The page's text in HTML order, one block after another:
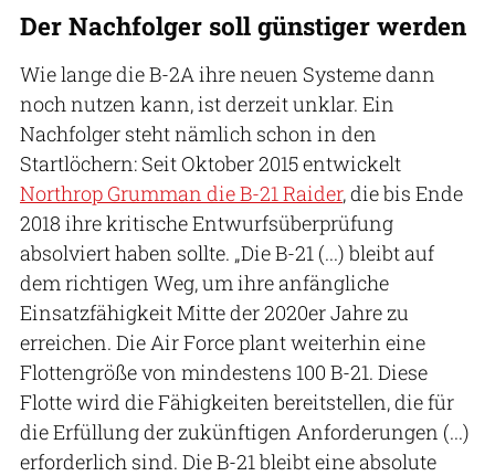
Der Nachfolger soll günstiger werden
Wie lange die B-2A ihre neuen Systeme dann
noch nutzen kann, ist derzeit unklar. Ein
Nachfolger steht nämlich schon in den
Startlöchern: Seit Oktober 2015 entwickelt
Northrop Grumman die B-21 Raider, die bis Ende
2018 ihre kritische Entwurfsüberprüfung
absolviert haben sollte. „Die B-21 (...) bleibt auf
dem richtigen Weg, um ihre anfängliche
Einsatzfähigkeit Mitte der 2020er Jahre zu
erreichen. Die Air Force plant weiterhin eine
Flottengröße von mindestens 100 B-21. Diese
Flotte wird die Fähigkeiten bereitstellen, die für
die Erfüllung der zukünftigen Anforderungen (...)
erforderlich sind. Die B-21 bleibt eine absolute